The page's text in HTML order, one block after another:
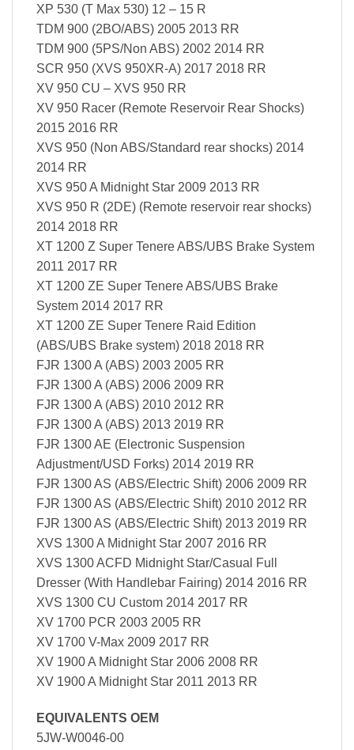
XP 530 (T Max 530) 12 – 15 R
TDM 900 (2BO/ABS) 2005 2013 RR
TDM 900 (5PS/Non ABS) 2002 2014 RR
SCR 950 (XVS 950XR-A) 2017 2018 RR
XV 950 CU – XVS 950 RR
XV 950 Racer (Remote Reservoir Rear Shocks)
2015 2016 RR
XVS 950 (Non ABS/Standard rear shocks) 2014
2014 RR
XVS 950 A Midnight Star 2009 2013 RR
XVS 950 R (2DE) (Remote reservoir rear shocks)
2014 2018 RR
XT 1200 Z Super Tenere ABS/UBS Brake System
2011 2017 RR
XT 1200 ZE Super Tenere ABS/UBS Brake
System 2014 2017 RR
XT 1200 ZE Super Tenere Raid Edition
(ABS/UBS Brake system) 2018 2018 RR
FJR 1300 A (ABS) 2003 2005 RR
FJR 1300 A (ABS) 2006 2009 RR
FJR 1300 A (ABS) 2010 2012 RR
FJR 1300 A (ABS) 2013 2019 RR
FJR 1300 AE (Electronic Suspension
Adjustment/USD Forks) 2014 2019 RR
FJR 1300 AS (ABS/Electric Shift) 2006 2009 RR
FJR 1300 AS (ABS/Electric Shift) 2010 2012 RR
FJR 1300 AS (ABS/Electric Shift) 2013 2019 RR
XVS 1300 A Midnight Star 2007 2016 RR
XVS 1300 ACFD Midnight Star/Casual Full
Dresser (With Handlebar Fairing) 2014 2016 RR
XVS 1300 CU Custom 2014 2017 RR
XV 1700 PCR 2003 2005 RR
XV 1700 V-Max 2009 2017 RR
XV 1900 A Midnight Star 2006 2008 RR
XV 1900 A Midnight Star 2011 2013 RR
EQUIVALENTS OEM
5JW-W0046-00